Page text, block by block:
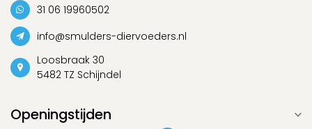
31 06 19960502
info@smulders-diervoeders.nl
Loosbraak 30
5482 TZ Schijndel
Openingstijden